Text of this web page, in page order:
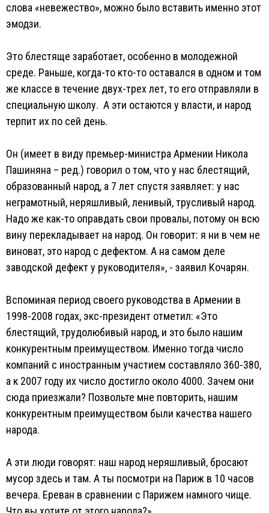
слова «невежество», можно было вставить именно этот
эмодзи.
Это блестяще заработает, особенно в молодежной
среде. Раньше, когда-то кто-то оставался в одном и том
же классе в течение двух-трех лет, то его отправляли в
специальную школу. А эти остаются у власти, и народ
терпит их по сей день.
Он (имеет в виду премьер-министра Армении Никола
Пашиняна – ред.) говорил о том, что у нас блестящий,
образованный народ, а 7 лет спустя заявляет: у нас
неграмотный, неряшливый, ленивый, трусливый народ.
Надо же как-то оправдать свои провалы, потому он всю
вину перекладывает на народ. Он говорит: я ни в чем не
виноват, это народ с дефектом. А на самом деле
заводской дефект у руководителя», - заявил Кочарян.
Вспоминая период своего руководства в Армении в
1998-2008 годах, экс-президент отметил: «Это
блестящий, трудолюбивый народ, и это было нашим
конкурентным преимуществом. Именно тогда число
компаний с иностранным участием составляло 360-380,
а к 2007 году их число достигло около 4000. Зачем они
сюда приезжали? Позвольте мне повторить, нашим
конкурентным преимуществом были качества нашего
народа.
А эти люди говорят: наш народ неряшливый, бросают
мусор здесь и там. А ты посмотри на Париж в 10 часов
вечера. Ереван в сравнении с Парижем намного чище.